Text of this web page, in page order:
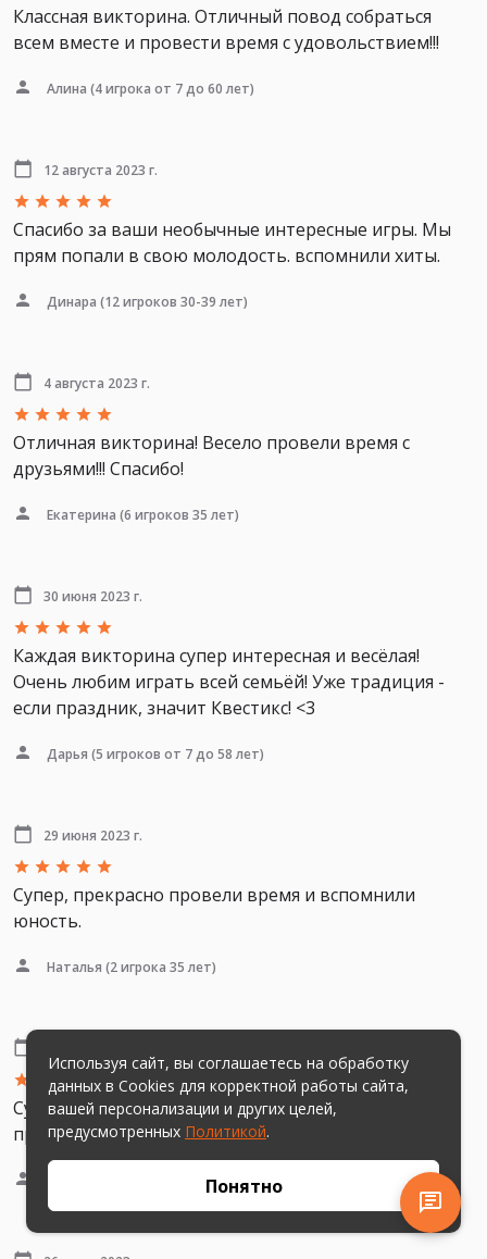
Классная викторина. Отличный повод собраться
всем вместе и провести время с удовольствием!!!
Алина (4 игрока от 7 до 60 лет)
12 августа 2023 г.
Спасибо за ваши необычные интересные игры. Мы
прям попали в свою молодость. вспомнили хиты.
Динара (12 игроков 30-39 лет)
4 августа 2023 г.
Отличная викторина! Весело провели время с
друзьями!!! Спасибо!
Екатерина (6 игроков 35 лет)
30 июня 2023 г.
Каждая викторина супер интересная и весёлая!
Очень любим играть всей семьёй! Уже традиция -
если праздник, значит Квестикс! <3
Дарья (5 игроков от 7 до 58 лет)
29 июня 2023 г.
Супер, прекрасно провели время и вспомнили
юность.
Наталья (2 игрока 35 лет)
Супер викторина! Весело, интересно, возвращает в
прошлое) Очень удобный интерфейс!
(17 игроков 18-35 лет)
Используя сайт, вы соглашаетесь на обработку
данных в Cookies для корректной работы сайта,
вашей персонализации и других целей,
предусмотренных Политикой.
Понятно